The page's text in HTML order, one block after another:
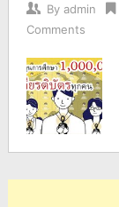
By admin
Comments